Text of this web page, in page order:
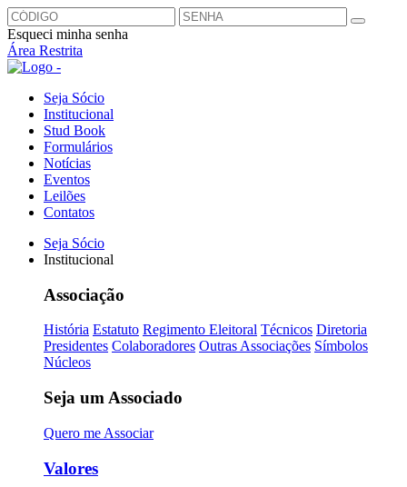
Esqueci minha senha
Área Restrita
Seja Sócio
Institucional
Stud Book
Formulários
Notícias
Eventos
Leilões
Contatos
Seja Sócio
Institucional
Associação
História Estatuto Regimento Eleitoral Técnicos Diretoria
Presidentes Colaboradores Outras Associações Símbolos
Núcleos
Seja um Associado
Quero me Associar
Valores